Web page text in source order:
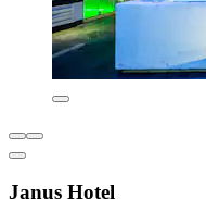
Janus Hotel